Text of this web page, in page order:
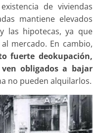
de viviendas
mantiene elevados
las hipotecas, ya que
mercado. En cambio,
fuerte deokupación,
obligados a bajar
no pueden alquilarlos.